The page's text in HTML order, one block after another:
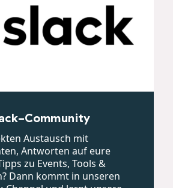
Community
Austausch mit
Antworten auf eure
zu Events, Tools &
Dann kommt in unseren